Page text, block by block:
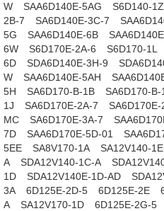
W
SAA6D140E-5AG S6D140-1Z
2B-7
SA6D140E-3C-7
5G
SAA6D140E-6B
6W
S6D170E-2A-6 S6D170-1L
6D
SDA6D140E-3H-9
W
SAA6D140E-5AH
5H
SA6D170-B-1B SA6D170-B-
1J
SA6D170E-2A-7 SA6D170E-
MC
SA6D170E-3A-7
7D
SAA6D170E-5D-01
5EE
SA8V170-1A SA12V140-
A
SDA12V140-1C-A
1D
SDA12V140E-1D-AD
3A
6D125E-2D-5 6D125E-2E
A
SA12V170-1D 6D125E-2G-5